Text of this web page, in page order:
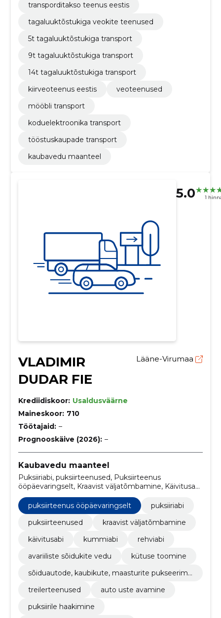
transporditakso teenus eestis
tagaluuktõstukiga veokite teenused
5t tagaluuktõstukiga transport
9t tagaluuktõstukiga transport
14t tagaluuktõstukiga transport
kiirveoteenus eestis
veoteenused
mööbli transport
koduelektroonika transport
tööstuskaupade transport
kaubavedu maanteel
5.0 1
VLADIMIR
DUDAR FIE
Lääne-Virumaa
Krediidiskoor: Usaldusväärne
Maineskoor: 710
Töötajaid: –
Prognooskäive (2026): –
Kaubavedu maanteel
Puksiiriabi, puksiirteenused, Puksiirteenus
ööpäevaringselt, Kraavist väljatõmbamine, Käivitusabi,
Kummiabi, Rehviabi, Avariiliste sõidukite vedu, Kütuse
toomine, Sõiduautode, kaubikute, maasturite
pukseerimine
puksiirteenus ööpäevaringselt
puksiiriabi
puksiirteenused
kraavist väljatõmbamine
käivitusabi
kummiabi
rehviabi
avariiliste sõidukite vedu
kütuse toomine
sõiduautode, kaubikute, maasturite pukseerimi
treilerteenused
auto uste avamine
puksiirile haakimine